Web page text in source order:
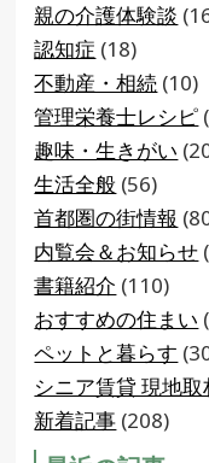
親の介護体験談
認知症 (18)
不動産・相続 (10)
管理栄養士レシピ
趣味・生きがい
生活全般 (56)
首都圏の街情報
内覧会＆お知らせ
書籍紹介 (110)
おすすめの住まい
ペットと暮らす
シニア賃貸 現地取
新着記事 (208)